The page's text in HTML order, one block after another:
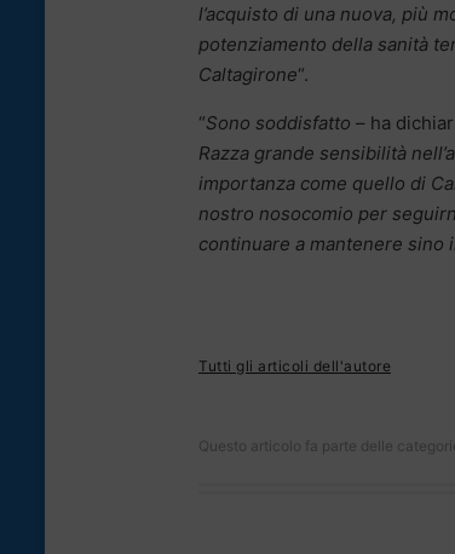
l’acquisto di una nuova, più
potenziamento della sanità
Caltagirone“.
“Sono soddisfatto – ha
Razza grande sensibilità
importanza come quello di
nostro nosocomio per
continuare a mantenere sino
Tutti gli articoli dell'autore
Questo articolo fa parte delle